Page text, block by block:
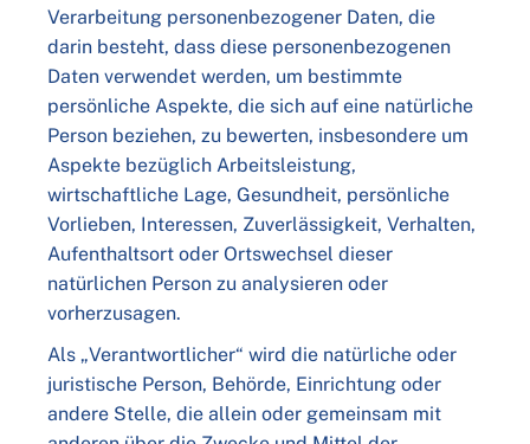
Verarbeitung personenbezogener Daten, die
darin besteht, dass diese personenbezogenen
Daten verwendet werden, um bestimmte
persönliche Aspekte, die sich auf eine natürliche
Person beziehen, zu bewerten, insbesondere um
Aspekte bezüglich Arbeitsleistung,
wirtschaftliche Lage, Gesundheit, persönliche
Vorlieben, Interessen, Zuverlässigkeit, Verhalten,
Aufenthaltsort oder Ortswechsel dieser
natürlichen Person zu analysieren oder
vorherzusagen.
Als „Verantwortlicher“ wird die natürliche oder
juristische Person, Behörde, Einrichtung oder
andere Stelle, die allein oder gemeinsam mit